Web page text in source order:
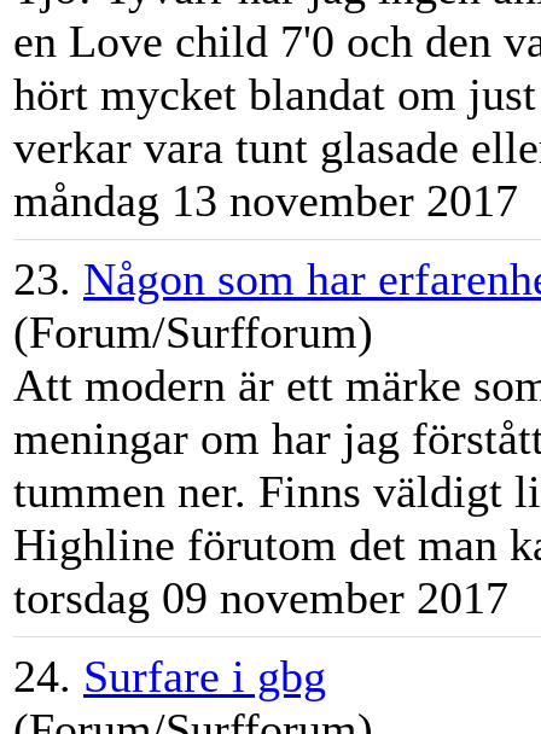
en Love child 7'0 och den
hört mycket blandat om
verkar vara tunt glasade
måndag 13 november 2017
23. Någon som har
(Forum/Surfforum)
Att modern är ett märke
meningar om har jag
tummen ner. Finns väldigt
Highline förutom det man
torsdag 09 november 2017
24. Surfare i gbg